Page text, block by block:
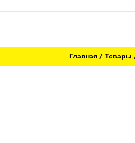
Главная Товары